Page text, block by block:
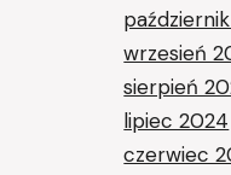
wrzesień
sierpień
lipiec 2024
czerwiec